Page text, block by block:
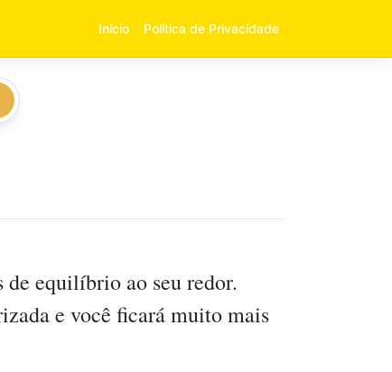
Início Política de Privacidade
equilíbrio ao seu redor.
e você ficará muito mais